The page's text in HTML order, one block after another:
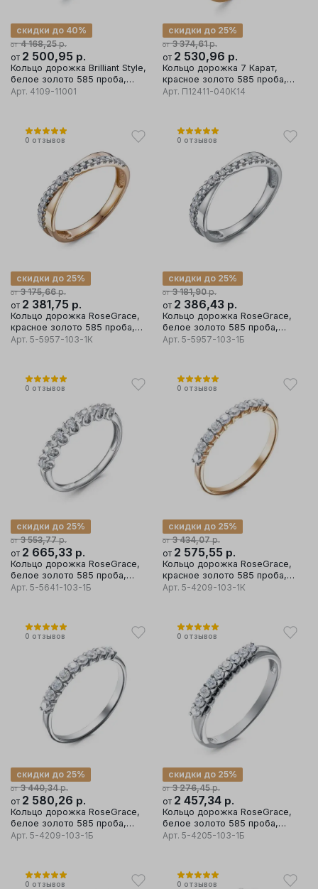
от 4 168,25р.
скидки до 40%
от 2 500,95 р.
Кольцо дорожка Brilliant Style,
белое золото 585 проба,
вставка бриллиант
Арт. 4109-11001
от 3 374,61р.
скидки до 25%
от 2 530,96 р.
Кольцо дорожка 7 Карат,
красное золото 585 проба,
вставка бриллиант
Арт. П12411-040К14
0 отзывов
от 3 175,66р.
скидки до 25%
от 2 381,75 р.
Кольцо дорожка RoseGrace,
красное золото 585 проба,
вставка бриллиант
Арт. 5-5957-103-1К
0 отзывов
от 3 181,90р.
скидки до 25%
от 2 386,43 р.
Кольцо дорожка RoseGrace,
белое золото 585 проба,
вставка бриллиант
Арт. 5-5957-103-1Б
0 отзывов
от 3 553,77р.
скидки до 25%
от 2 665,33 р.
Кольцо дорожка RoseGrace,
белое золото 585 проба,
вставка бриллиант
Арт. 5-5641-103-1Б
0 отзывов
от 3 434,07р.
скидки до 25%
от 2 575,55 р.
Кольцо дорожка RoseGrace,
красное золото 585 проба,
вставка бриллиант
Арт. 5-4209-103-1К
0 отзывов
от 3 440,34р.
скидки до 25%
от 2 580,26 р.
Кольцо дорожка RoseGrace,
белое золото 585 проба,
вставка бриллиант
Арт. 5-4209-103-1Б
0 отзывов
от 3 276,45р.
скидки до 25%
от 2 457,34 р.
Кольцо дорожка RoseGrace,
белое золото 585 проба,
вставка бриллиант
Арт. 5-4205-103-1Б
0 отзывов 0 отзывов